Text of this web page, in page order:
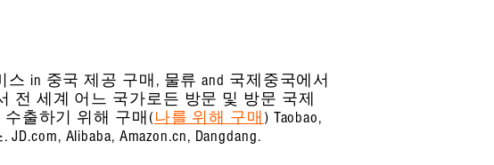
스 in 중국 제공 구매, 물류 and 국제 중국에서
전 세계 어느 국가로든 방문 및 방문 국제
수출하기 위해 구매(나를 위해 구매 ) Taobao,
Alibaba, Amazon.cn, Dangdang.